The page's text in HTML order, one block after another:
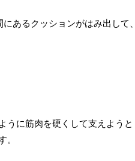
にあるクッションがはみ出して
うに筋肉を硬くして支えよう
。